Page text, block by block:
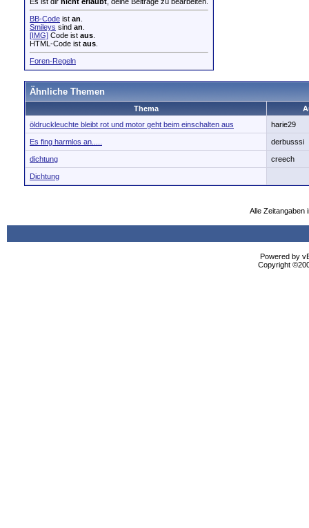
BB-Code ist an
Smileys sind an
[IMG] Code ist aus
HTML-Code ist aus
Foren-Regeln
Ähnliche Themen
Thema
öldruckleuchte bleibt rot und motor geht beim einschalten aus
harie29
Es fing harmlos an..... derbusssi
dichtung creech
Dichtung
Alle Zeitangaben
Powered by
Copyright